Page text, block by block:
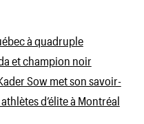
à quadruple
et champion noir
Sow met son savoir-
d’élite à Montréal